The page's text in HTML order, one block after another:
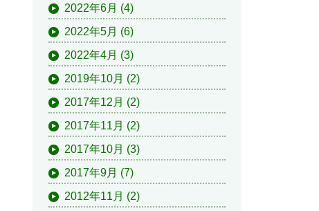
2022年6月 (4)
2022年5月 (6)
2022年4月 (3)
2019年10月 (2)
2017年12月 (2)
2017年11月 (2)
2017年10月 (3)
2017年9月 (7)
2012年11月 (2)